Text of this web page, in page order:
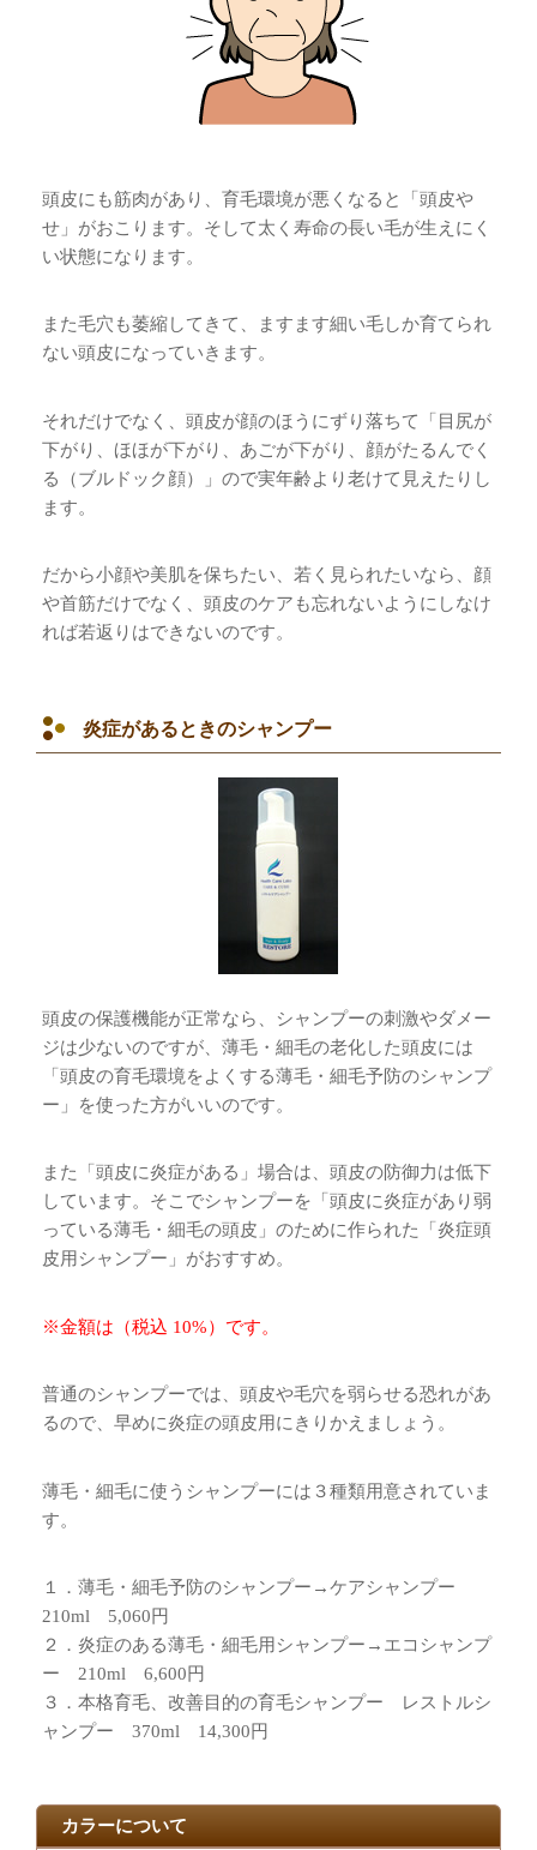
頭皮にも筋肉があり、育毛環境が悪くなると「頭皮や
せ」がおこります。そして太く寿命の長い毛が生えにく
い状態になります。
また毛穴も萎縮してきて、ますます細い毛しか育てられ
ない頭皮になっていきます。
それだけでなく、頭皮が顔のほうにずり落ちて「目尻が
下がり、ほほが下がり、あごが下がり、顔がたるんでく
る（ブルドック顔）」ので実年齢より老けて見えたりし
ます。
だから小顔や美肌を保ちたい、若く見られたいなら、顔
や首筋だけでなく、頭皮のケアも忘れないようにしなけ
れば若返りはできないのです。
炎症があるときのシャンプー
頭皮の保護機能が正常なら、シャンプーの刺激やダメー
ジは少ないのですが、薄毛・細毛の老化した頭皮には
「頭皮の育毛環境をよくする薄毛・細毛予防のシャンプ
ー」を使った方がいいのです。
また「頭皮に炎症がある」場合は、頭皮の防御力は低下
しています。そこでシャンプーを「頭皮に炎症があり弱
っている薄毛・細毛の頭皮」のために作られた「炎症頭
皮用シャンプー」がおすすめ。
※金額は（税込 10%）です。
普通のシャンプーでは、頭皮や毛穴を弱らせる恐れがあ
るので、早めに炎症の頭皮用にきりかえましょう。
薄毛・細毛に使うシャンプーには３種類用意されていま
す。
１．薄毛・細毛予防のシャンプー→ケアシャンプー
210ml 5,060円
２．炎症のある薄毛・細毛用シャンプー→エコシャンプ
ー 210ml 6,600円
３．本格育毛、改善目的の育毛シャンプー レストルシ
ャンプー 370ml 14,300円
カラーについて